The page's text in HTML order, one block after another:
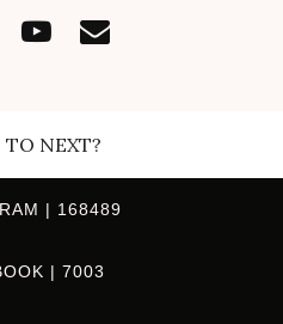
TO NEXT?
| 168489
| 7003